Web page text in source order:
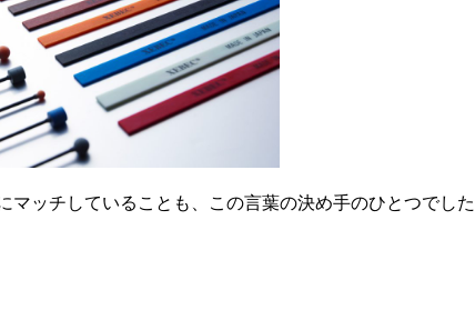
マッチしていることも、この言葉の決め手のひとつでした